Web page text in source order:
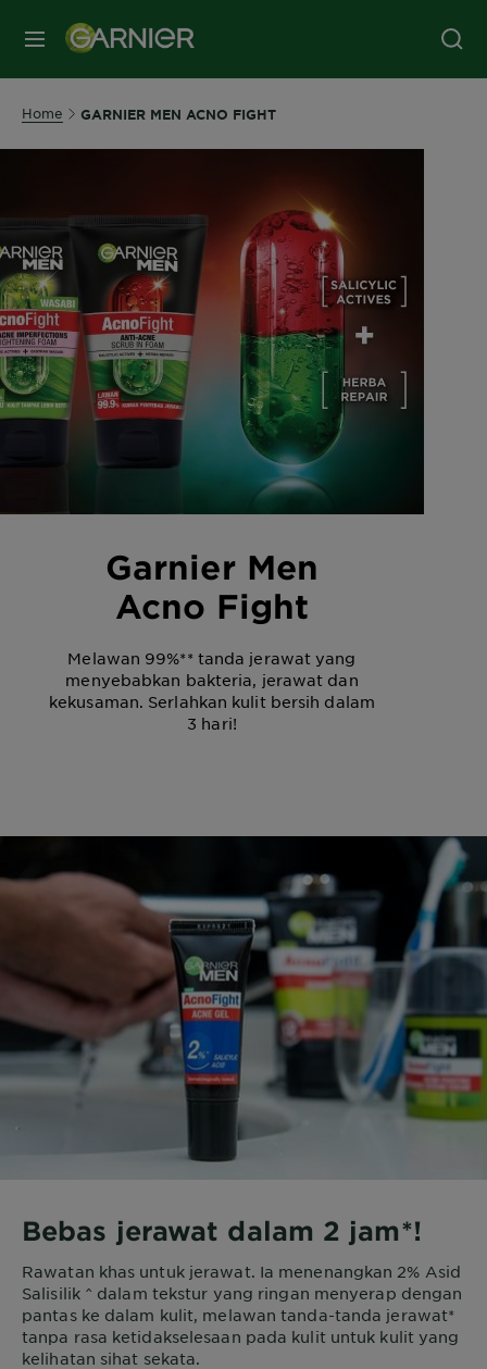
MENU
Home GARNIER MEN ACNO FIGHT
Garnier Men
Acno Fight
Melawan 99%** tanda jerawat yang
menyebabkan bakteria, jerawat dan
kekusaman. Serlahkan kulit bersih dalam
3 hari!
Bebas jerawat dalam 2 jam*!
Rawatan khas untuk jerawat. Ia menenangkan 2% Asid
Salisilik ^ dalam tekstur yang ringan menyerap dengan
pantas ke dalam kulit, melawan tanda-tanda jerawat*
tanpa rasa ketidakselesaan pada kulit untuk kulit yang
kelihatan sihat sekata.